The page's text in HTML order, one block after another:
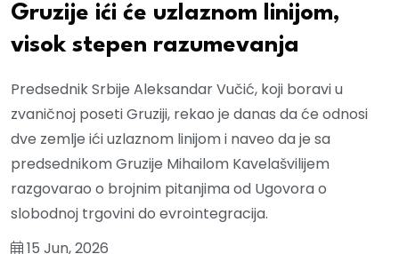
Gruzije ići će uzlaznom linijom,
visok stepen razumevanja
Predsednik Srbije Aleksandar Vučić, koji boravi u
zvaničnoj poseti Gruziji, rekao je danas da će odnosi
dve zemlje ići uzlaznom linijom i naveo da je sa
predsednikom Gruzije Mihailom Kavelašvilijem
razgovarao o brojnim pitanjima od Ugovora o
slobodnoj trgovini do evrointegracija.
15 Jun, 2026